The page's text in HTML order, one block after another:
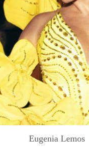
Eugenia Lemos